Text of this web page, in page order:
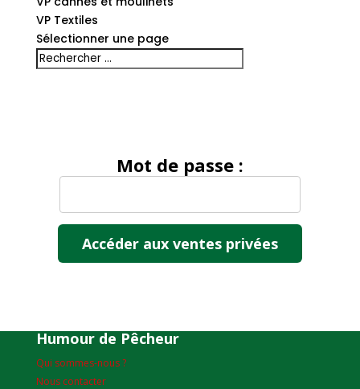
VP Textiles
Sélectionner une page
Mot de passe :
Humour de Pêcheur
Qui sommes-nous ?
Nous contacter